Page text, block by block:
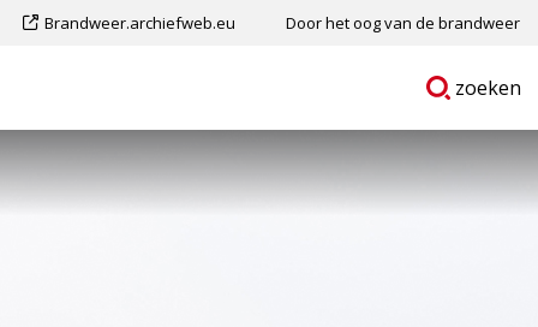
Dit
Brandweer.archiefweb.eu Door het oog van de brandweer
Ga
zoeken